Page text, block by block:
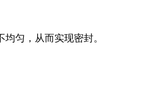
匀，从而实现密封。